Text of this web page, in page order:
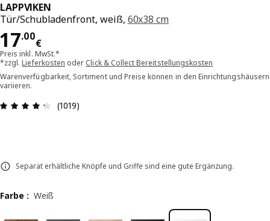
LAPPVIKEN
Tür/Schubladenfront, weiß, 60x38 cm
17.00
€
Preis 17.00€
Preis inkl. MwSt.*
*zzgl.Lieferkosten oder Click & Collect Bereitstellungskosten
Warenverfügbarkeit, Sortiment und Preise können in den Einrichtungshäusern
variieren.
Bewertung: 4.3 von 5 Sterne Alle Bewertungen:
(1019)
Separat erhältliche Knöpfe und Griffe sind eine gute Ergänzung.
Farbe : Weiß